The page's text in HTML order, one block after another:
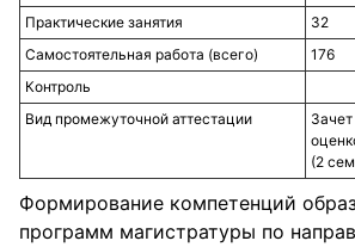
Практические занятия
32
Самостоятельная работа (всего)
176
Контроль
Вид промежуточной аттестации
Зачет
(2
Формирование компетенций
программ магистратуры по